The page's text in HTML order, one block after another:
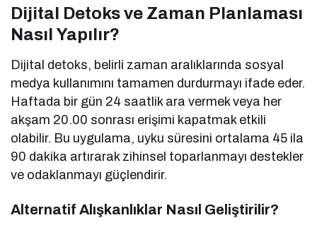
Dijital Detoks ve Zaman Planlaması
Nasıl Yapılır?
Dijital detoks, belirli zaman aralıklarında sosyal
medya kullanımını tamamen durdurmayı ifade eder.
Haftada bir gün 24 saatlik ara vermek veya her
akşam 20.00 sonrası erişimi kapatmak etkili
olabilir. Bu uygulama, uyku süresini ortalama 45 ila
90 dakika artırarak zihinsel toparlanmayı destekler
ve odaklanmayı güçlendirir.
Alternatif Alışkanlıklar Nasıl Geliştirilir?